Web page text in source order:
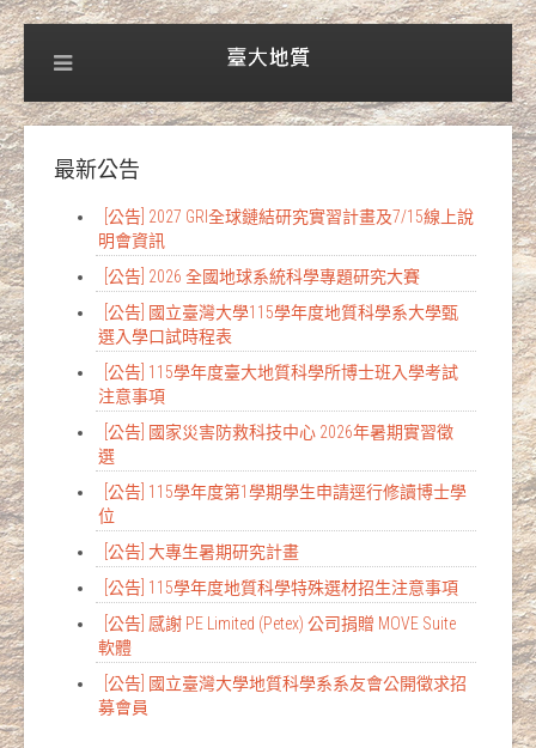
最新公告
[公告] 2027 GRI全球鏈結研究實習計畫及7/15線上說
明會資訊
[公告] 2026 全國地球系統科學專題研究大賽
[公告] 國立臺灣大學115學年度地質科學系大學甄
選入學口試時程表
[公告] 115學年度臺大地質科學所博士班入學考試
注意事項
[公告] 國家災害防救科技中心 2026年暑期實習徵
選
[公告] 115學年度第1學期學生申請逕行修讀博士學
位
[公告] 大專生暑期研究計畫
[公告] 115學年度地質科學特殊選材招生注意事項
[公告] 感謝 PE Limited (Petex) 公司捐贈 MOVE Suite
軟體
[公告] 國立臺灣大學地質科學系系友會公開徵求招
募會員